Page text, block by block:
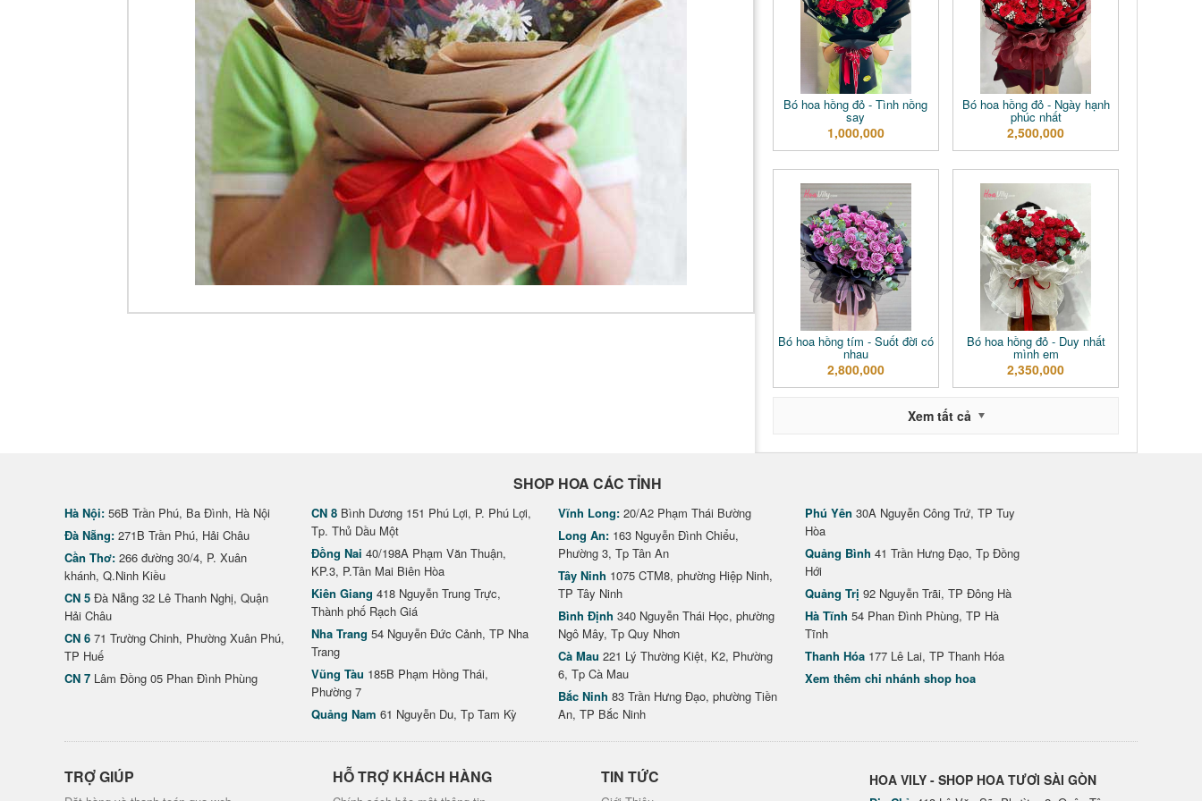
Bó hoa hồng đỏ - Tình nồng
say
1,000,000
Bó hoa hồng đỏ - Ngày hạnh
phúc nhất
2,500,000
Bó hoa hồng tím - Suốt đời có
nhau
2,800,000
Bó hoa hồng đỏ - Duy nhất
mình em
2,350,000
Xem tất cả
SHOP HOA CÁC TỈNH
Hà Nội: 56B Trần Phú, Ba Đình, Hà Nội
Đà Nẵng: 271B Trần Phú, Hải Châu
Cần Thơ: 266 đường 30/4, P. Xuân
khánh, Q.Ninh Kiều
CN 5 Đà Nẵng 32 Lê Thanh Nghị, Quận
Hải Châu
CN 6 71 Trường Chinh, Phường Xuân Phú,
TP Huế
CN 7 Lâm Đồng 05 Phan Đình Phùng
CN 8 Bình Dương 151 Phú Lợi, P. Phú Lợi,
Tp. Thủ Dầu Một
Đồng Nai 40/198A Phạm Văn Thuận,
KP.3, P.Tân Mai Biên Hòa
Kiên Giang 418 Nguyễn Trung Trực,
Thành phố Rạch Giá
Nha Trang 54 Nguyễn Đức Cảnh, TP Nha
Trang
Vũng Tàu 185B Phạm Hồng Thái,
Phường 7
Quảng Nam 61 Nguyễn Du, Tp Tam Kỳ
Vĩnh Long: 20/A2 Phạm Thái Bường
Long An: 163 Nguyễn Đình Chiểu,
Phường 3, Tp Tân An
Tây Ninh 1075 CTM8, phường Hiệp Ninh,
TP Tây Ninh
Bình Định 340 Nguyễn Thái Học, phường
Ngô Mây, Tp Quy Nhơn
Cà Mau 221 Lý Thường Kiệt, K2, Phường
6, Tp Cà Mau
Bắc Ninh 83 Trần Hưng Đạo, phường Tiền
An, TP Bắc Ninh
Phú Yên 30A Nguyễn Công Trứ, TP Tuy
Hòa
Quảng Bình 41 Trần Hưng Đạo, Tp Đồng
Hới
Quảng Trị 92 Nguyễn Trãi, TP Đông Hà
Hà Tĩnh 54 Phan Đình Phùng, TP Hà
Tĩnh
Thanh Hóa 177 Lê Lai, TP Thanh Hóa
Xem thêm chi nhánh shop hoa
TRỢ GIÚP HỖ TRỢ KHÁCH HÀNG TIN TỨC HOA VILY - SHOP HOA TƯƠI SÀI GÒN